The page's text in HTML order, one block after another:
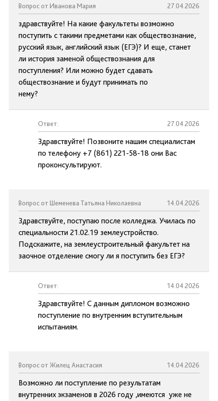
Вопрос от Иванова Мария 27.04.2026
здравствуйте! На какие факультеты возможно
поступить с такими предметами как обществознание,
русский язык, английский язык (ЕГЭ)? И еще, станет
ли история заменой обществознания для
поступления? Или можно будет сдавать
обществознание и будут принимать по
нему?
Ответ: 27.04.2026
Здравствуйте! Позвоните нашим специалистам
по телефону +7 (861) 221-58-18 они Вас
проконсультируют.
Вопрос от Шеменева Татьяна Николаевна 14.04.2026
Здравствуйте, поступаю после колледжа. Училась по
специальности 21.02.19 землеустройство.
Подскажите, на землеустроительный факультет на
заочное отделение смогу ли я поступить без ЕГЭ?
Ответ: 14.04.2026
Здравствуйте! С данным дипломом возможно
поступление по внутренним вступительным
испытаниям.
Вопрос от Жилец Анастасия 14.04.2026
Возможно ли поступление по результатам
внутренних экзаменов в 2026 году ,имеются уже не